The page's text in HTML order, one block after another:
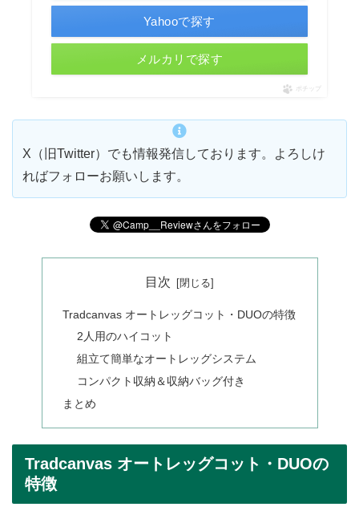
Yahooで探す
メルカリで探す
ポチップ
X（旧Twitter）でも情報発信しております。よろしけ
ればフォローお願いします。
目次
Tradcanvas オートレッグコット・DUOの特徴
2人用のハイコット
組立て簡単なオートレッグシステム
コンパクト収納＆収納バッグ付き
まとめ
Tradcanvas オートレッグコット・DUOの
特徴